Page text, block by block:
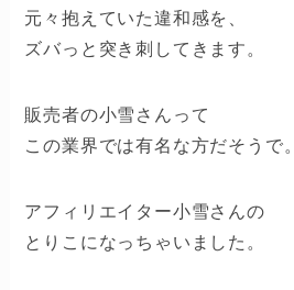
元々抱えていた違和感を、
ズバっと突き刺してきます。
販売者の小雪さんって
この業界では有名な方だそうで。
アフィリエイター小雪さんの
とりこになっちゃいました。